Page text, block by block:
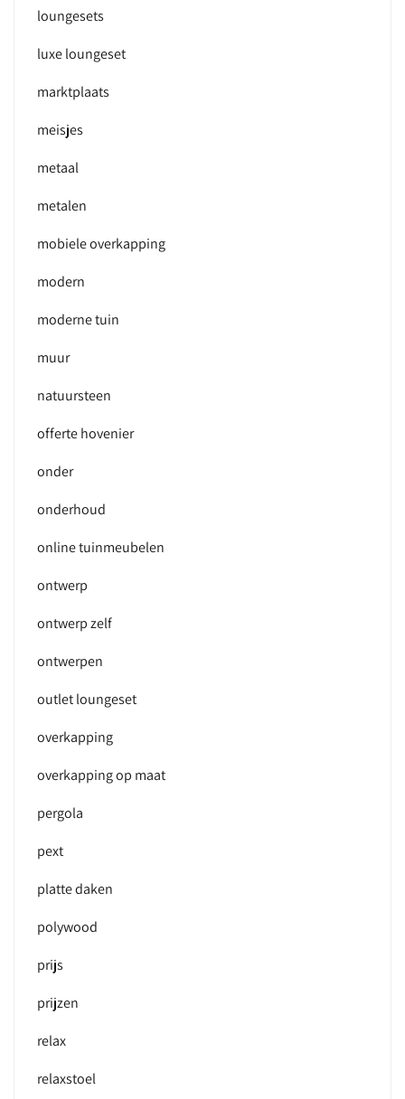
loungesets
luxe loungeset
marktplaats
meisjes
metaal
metalen
mobiele overkapping
modern
moderne tuin
muur
natuursteen
offerte hovenier
onder
onderhoud
online tuinmeubelen
ontwerp
ontwerp zelf
ontwerpen
outlet loungeset
overkapping
overkapping op maat
pergola
pext
platte daken
polywood
prijs
prijzen
relax
relaxstoel